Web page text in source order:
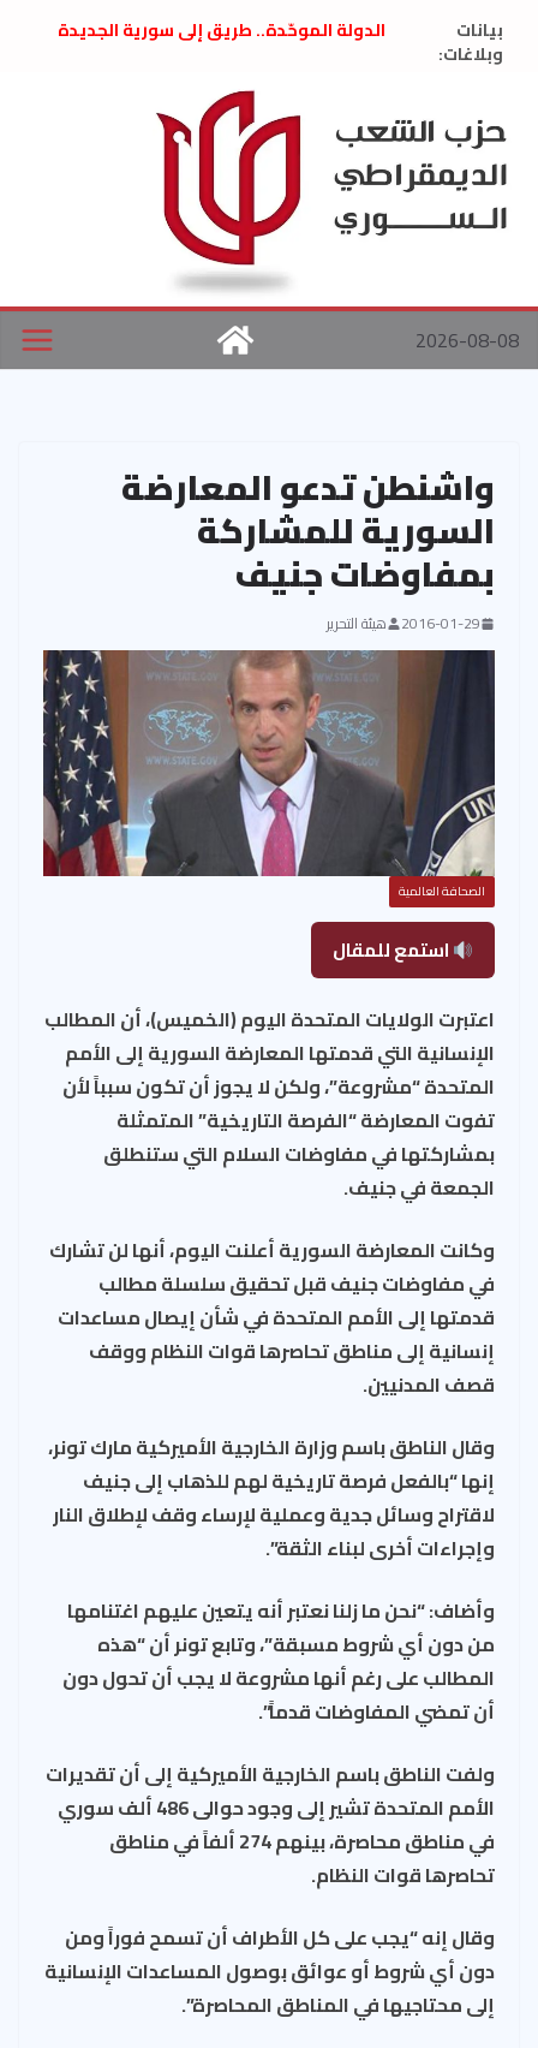
بيانات
وبلاغات:
الدولة الموحّدة.. طريق إلى سورية الجديدة
العام السابق لحزب الاتحاد الاشتراكي العربي
الديمقراطي
بلاغ صادر عن اجتماع اللجنة المركزية نيسان
2026
الحرب الأمريكية الإسرائيلية على نظام الملالي
في إيران .. بيان من حزب الشعب الديمقراطي
السوري
2026-08-08
واشنطن تدعو المعارضة
السورية للمشاركة
بمفاوضات جنيف
2016-01-29 هيئة التحرير
الصحافة العالمية
استمع للمقال
اعتبرت الولايات المتحدة اليوم (الخميس)، أن المطالب
الإنسانية التي قدمتها المعارضة السورية إلى الأمم
المتحدة “مشروعة”، ولكن لا يجوز أن تكون سبباً لأن
تفوت المعارضة “الفرصة التاريخية” المتمثلة
بمشاركتها في مفاوضات السلام التي ستنطلق
الجمعة في جنيف.
وكانت المعارضة السورية أعلنت اليوم، أنها لن تشارك
في مفاوضات جنيف قبل تحقيق سلسلة مطالب
قدمتها إلى الأمم المتحدة في شأن إيصال مساعدات
إنسانية إلى مناطق تحاصرها قوات النظام ووقف
قصف المدنيين.
وقال الناطق باسم وزارة الخارجية الأميركية مارك تونر،
إنها “بالفعل فرصة تاريخية لهم للذهاب إلى جنيف
لاقتراح وسائل جدية وعملية لإرساء وقف لإطلاق النار
وإجراءات أخرى لبناء الثقة”.
وأضاف: “نحن ما زلنا نعتبر أنه يتعين عليهم اغتنامها
من دون أي شروط مسبقة”، وتابع تونر أن “هذه
المطالب على رغم أنها مشروعة لا يجب أن تحول دون
أن تمضي المفاوضات قدماً”.
ولفت الناطق باسم الخارجية الأميركية إلى أن تقديرات
الأمم المتحدة تشير إلى وجود حوالى 486 ألف سوري
في مناطق محاصرة، بينهم 274 ألفاً في مناطق
تحاصرها قوات النظام.
وقال إنه “يجب على كل الأطراف أن تسمح فوراً ومن
دون أي شروط أو عوائق بوصول المساعدات الإنسانية
إلى محتاجيها في المناطق المحاصرة”.